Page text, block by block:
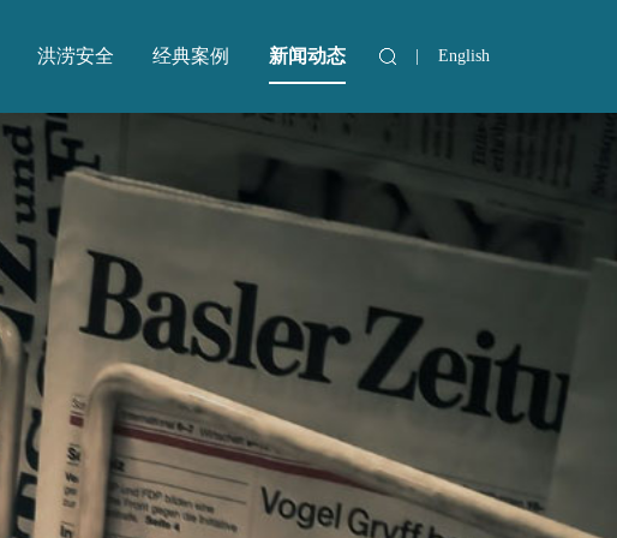
English
洪涝安全
洪涝安全
经典案例 新闻动态